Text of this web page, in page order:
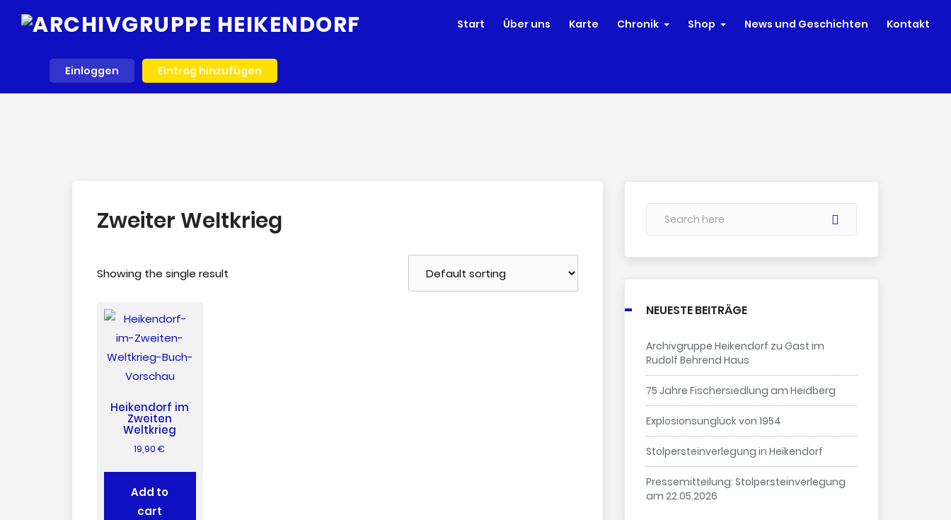
Einloggen Eintrag hinzufügen
Start Über uns Karte Chronik Shop News und Geschichten Kontakt
Zweiter Weltkrieg
Showing the single result
Heikendorf im
Zweiten
Weltkrieg
19,90€
Add to
cart
NEUESTE BEITRÄGE
Archivgruppe Heikendorf zu Gast im
Rudolf Behrend Haus
75 Jahre Fischersiedlung am Heidberg
Explosionsunglück von 1954
Stolpersteinverlegung in Heikendorf
Pressemitteilung: Stolpersteinverlegung
am 22.05.2026